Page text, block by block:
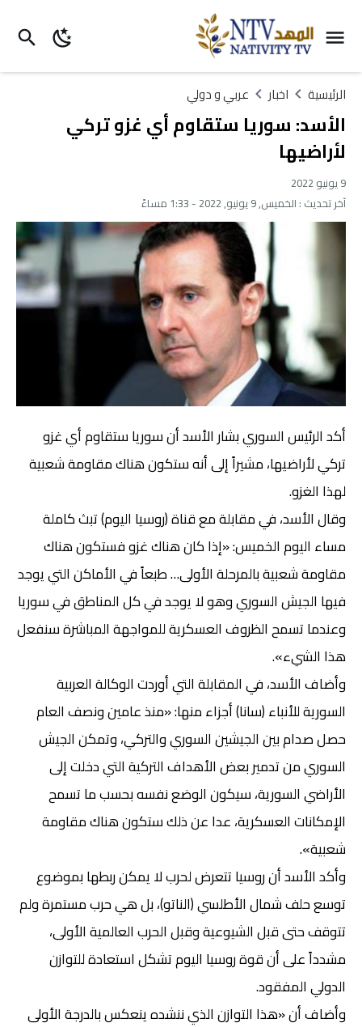
الرئيسية اخبار عربي و دولي
الأسد: سوريا ستقاوم أي غزو تركي
لأراضيها
9 يونيو 2022
آخر تحديث : الخميس, 9 يونيو, 2022 - 1:33 مساءً
أكد الرئيس السوري بشار الأسد أن سوريا ستقاوم أي غزو
تركي لأراضيها، مشيراً إلى أنه ستكون هناك مقاومة شعبية
لهذا الغزو.
وقال الأسد، في مقابلة مع قناة (روسيا اليوم) تبث كاملة
مساء اليوم الخميس: «إذا كان هناك غزو فستكون هناك
مقاومة شعبية بالمرحلة الأولى… طبعاً في الأماكن التي يوجد
فيها الجيش السوري وهو لا يوجد في كل المناطق في سوريا
وعندما تسمح الظروف العسكرية للمواجهة المباشرة سنفعل
هذا الشيء».
وأضاف الأسد، في المقابلة التي أوردت الوكالة العربية
السورية للأنباء (سانا) أجزاء منها: «منذ عامين ونصف العام
حصل صدام بين الجيشين السوري والتركي، وتمكن الجيش
السوري من تدمير بعض الأهداف التركية التي دخلت إلى
الأراضي السورية، سيكون الوضع نفسه بحسب ما تسمح
الإمكانات العسكرية، عدا عن ذلك ستكون هناك مقاومة
شعبية».
وأكد الأسد أن روسيا تتعرض لحرب لا يمكن ربطها بموضوع
توسع حلف شمال الأطلسي (الناتو)، بل هي حرب مستمرة ولم
تتوقف حتى قبل الشيوعية وقبل الحرب العالمية الأولى،
مشدداً على أن قوة روسيا اليوم تشكل استعادة للتوازن
الدولي المفقود.
وأضاف أن «هذا التوازن الذي ننشده ينعكس بالدرجة الأولى